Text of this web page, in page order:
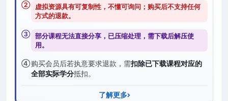
② 虚拟资源具有可复制性，不懂可询问；购买后不支持任何
方式的退款。
③ 部分课程无法直接分享，已压缩处理，需下载后解压使
用。
④购买会员后若执意要求退款，需扣除已下载课程对应的
全部实际学分抵扣。
了解更多